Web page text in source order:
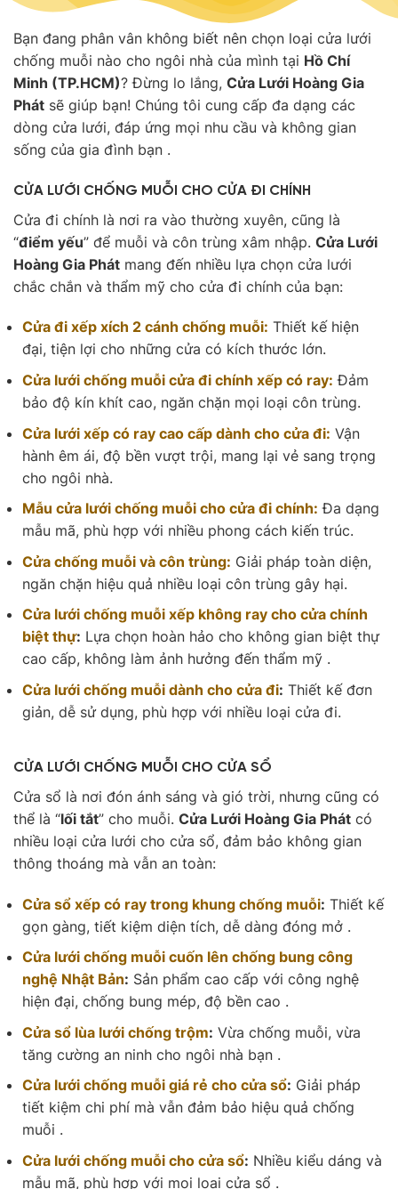
Bạn đang phân vân không biết nên chọn loại cửa lưới
chống muỗi nào cho ngôi nhà của mình tại Hồ Chí
Minh (TP.HCM)? Đừng lo lắng, Cửa Lưới Hoàng Gia
Phát sẽ giúp bạn! Chúng tôi cung cấp đa dạng các
dòng cửa lưới, đáp ứng mọi nhu cầu và không gian
sống của gia đình bạn .
CỬA LƯỚI CHỐNG MUỖI CHO CỬA ĐI CHÍNH
Cửa đi chính là nơi ra vào thường xuyên, cũng là
“điểm yếu” để muỗi và côn trùng xâm nhập. Cửa Lưới
Hoàng Gia Phát mang đến nhiều lựa chọn cửa lưới
chắc chắn và thẩm mỹ cho cửa đi chính của bạn:
Cửa đi xếp xích 2 cánh chống muỗi: Thiết kế hiện
đại, tiện lợi cho những cửa có kích thước lớn.
Cửa lưới chống muỗi cửa đi chính xếp có ray: Đảm
bảo độ kín khít cao, ngăn chặn mọi loại côn trùng.
Cửa lưới xếp có ray cao cấp dành cho cửa đi: Vận
hành êm ái, độ bền vượt trội, mang lại vẻ sang trọng
cho ngôi nhà.
Mẫu cửa lưới chống muỗi cho cửa đi chính: Đa dạng
mẫu mã, phù hợp với nhiều phong cách kiến trúc.
Cửa chống muỗi và côn trùng: Giải pháp toàn diện,
ngăn chặn hiệu quả nhiều loại côn trùng gây hại.
Cửa lưới chống muỗi xếp không ray cho cửa chính
biệt thự: Lựa chọn hoàn hảo cho không gian biệt thự
cao cấp, không làm ảnh hưởng đến thẩm mỹ .
Cửa lưới chống muỗi dành cho cửa đi: Thiết kế đơn
giản, dễ sử dụng, phù hợp với nhiều loại cửa đi.
CỬA LƯỚI CHỐNG MUỖI CHO CỬA SỔ
Cửa sổ là nơi đón ánh sáng và gió trời, nhưng cũng có
thể là “lối tắt” cho muỗi. Cửa Lưới Hoàng Gia Phát có
nhiều loại cửa lưới cho cửa sổ, đảm bảo không gian
thông thoáng mà vẫn an toàn:
Cửa sổ xếp có ray trong khung chống muỗi: Thiết kế
gọn gàng, tiết kiệm diện tích, dễ dàng đóng mở .
Cửa lưới chống muỗi cuốn lên chống bung công
nghệ Nhật Bản: Sản phẩm cao cấp với công nghệ
hiện đại, chống bung mép, độ bền cao .
Cửa sổ lùa lưới chống trộm: Vừa chống muỗi, vừa
tăng cường an ninh cho ngôi nhà bạn .
Cửa lưới chống muỗi giá rẻ cho cửa sổ: Giải pháp
tiết kiệm chi phí mà vẫn đảm bảo hiệu quả chống
muỗi .
Cửa lưới chống muỗi cho cửa sổ: Nhiều kiểu dáng và
mẫu mã, phù hợp với mọi loại cửa sổ .